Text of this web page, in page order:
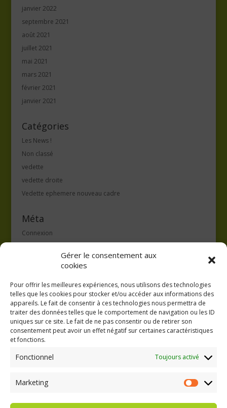
Gérer le consentement aux
cookies
Pour offrir les meilleures expériences, nous utilisons des technologies
telles que les cookies pour stocker et/ou accéder aux informations des
appareils. Le fait de consentir à ces technologies nous permettra de
traiter des données telles que le comportement de navigation ou les ID
uniques sur ce site. Le fait de ne pas consentir ou de retirer son
consentement peut avoir un effet négatif sur certaines caractéristiques
et fonctions.
Fonctionnel Toujours activé
Marketing Marketing
janvier 2022
septembre 2021
août 2021
juillet 2021
mai 2021
mars 2021
février 2021
janvier 2021
Catégories
Les News !
Non classé
vedette
vedette droite
Vedette ephemere nouveau cadre
Méta
Connexion
Flux des commentaires
GAEC A la volée
Kergreach - Loperhet
06 65 62 84 25